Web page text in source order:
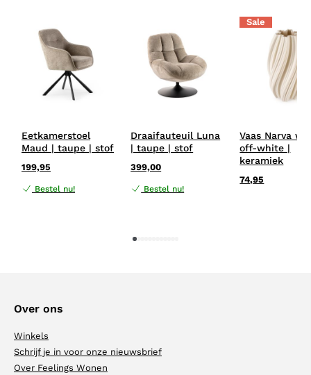
Eetkamerstoel
Maud | taupe | stof
199,95
Bestel nu!
Draaifauteuil Luna
| taupe | stof
399,00
Bestel nu!
Sale
Vaas Narva
off-white |
keramiek
74,95
1
Over ons
Winkels
Schrijf je in voor onze nieuwsbrief
Over Feelings Wonen